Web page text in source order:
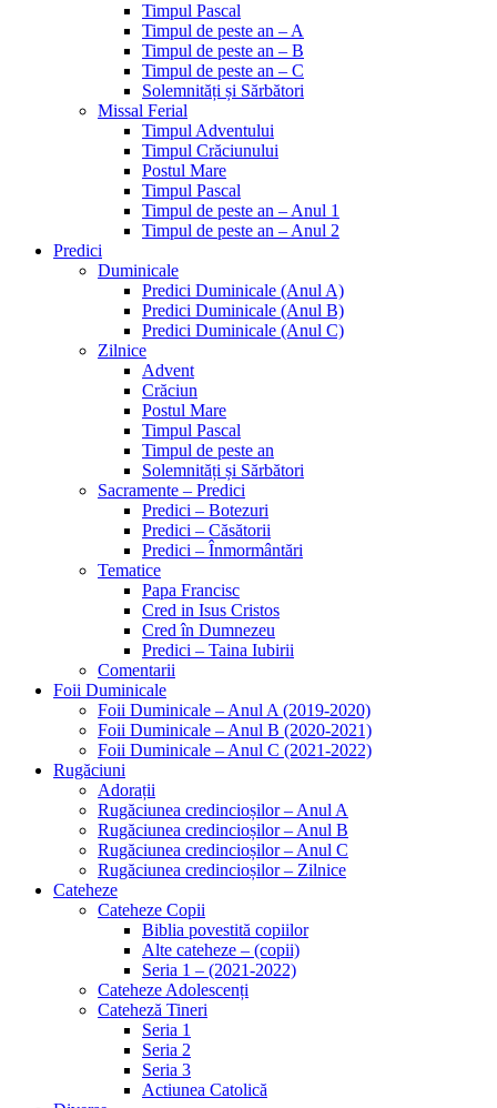
Timpul Pascal
Timpul de peste an – A
Timpul de peste an – B
Timpul de peste an – C
Solemnități și Sărbători
Missal Ferial
Timpul Adventului
Timpul Crăciunului
Postul Mare
Timpul Pascal
Timpul de peste an – Anul 1
Timpul de peste an – Anul 2
Predici
Duminicale
Predici Duminicale (Anul A)
Predici Duminicale (Anul B)
Predici Duminicale (Anul C)
Zilnice
Advent
Crăciun
Postul Mare
Timpul Pascal
Timpul de peste an
Solemnități și Sărbători
Sacramente – Predici
Predici – Botezuri
Predici – Căsătorii
Predici – Înmormântări
Tematice
Papa Francisc
Cred in Isus Cristos
Cred în Dumnezeu
Predici – Taina Iubirii
Comentarii
Foii Duminicale
Foii Duminicale – Anul A (2019-2020)
Foii Duminicale – Anul B (2020-2021)
Foii Duminicale – Anul C (2021-2022)
Rugăciuni
Adorații
Rugăciunea credincioșilor – Anul A
Rugăciunea credincioșilor – Anul B
Rugăciunea credincioșilor – Anul C
Rugăciunea credincioșilor – Zilnice
Cateheze
Cateheze Copii
Biblia povestită copiilor
Alte cateheze – (copii)
Seria 1 – (2021-2022)
Cateheze Adolescenți
Cateheză Tineri
Seria 1
Seria 2
Seria 3
Actiunea Catolică